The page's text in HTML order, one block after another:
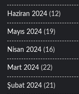
Haziran 2024(12)
Mayıs 2024(19)
Nisan 2024(16)
Mart 2024(22)
Şubat 2024(21)